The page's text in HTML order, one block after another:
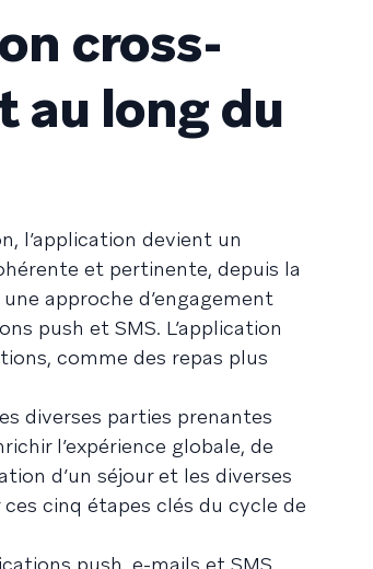
cross-
au long du
l’application devient un
et pertinente, depuis la
approche d’engagement
push et SMS. L’application
comme des repas plus
diverses parties prenantes
l’expérience globale, de
d’un séjour et les diverses
cinq étapes clés du cycle de